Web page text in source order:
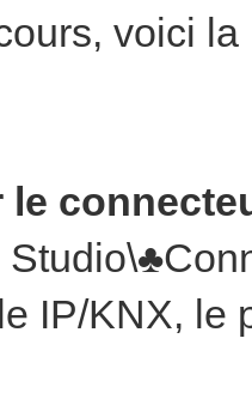
voici
le
IP/KNX, le